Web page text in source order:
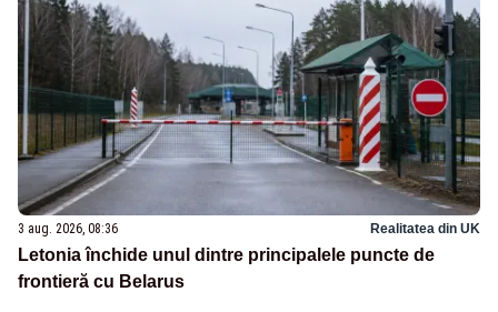
3 aug. 2026, 08:36 Realitatea din UK
Letonia închide unul dintre principalele puncte de
frontieră cu Belarus